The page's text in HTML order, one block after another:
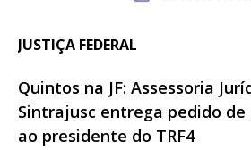
JUSTIÇA FEDERAL
Quintos na JF: Assessoria
Sintrajusc entrega pedido
ao presidente do TRF4